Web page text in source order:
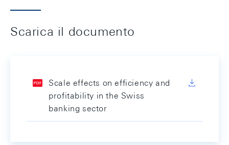
Scarica il documento
Scale effects on efficiency and
profitability in the Swiss
banking sector